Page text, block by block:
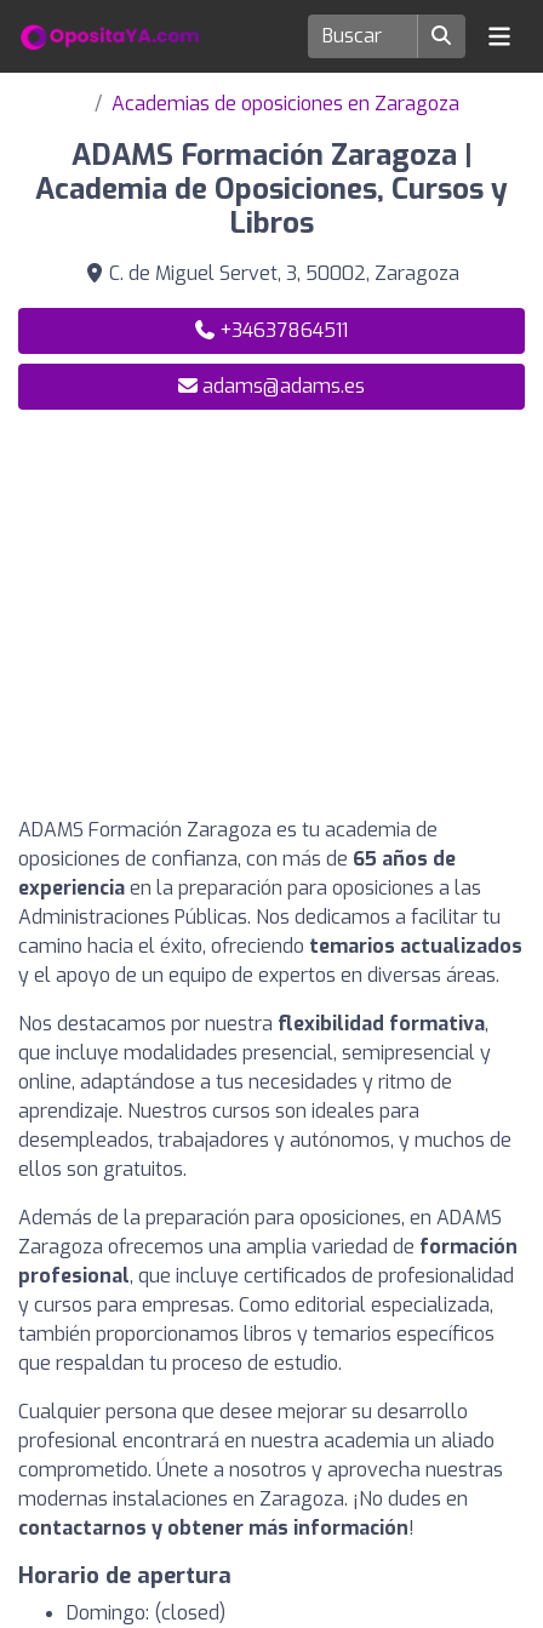
Academias de oposiciones en Zaragoza
ADAMS Formación Zaragoza |
Academia de Oposiciones, Cursos y
Libros
C. de Miguel Servet, 3, 50002, Zaragoza
+34637864511
adams@adams.es
ADAMS Formación Zaragoza es tu academia de
oposiciones de confianza, con más de 65 años de
experienciaen la preparación para oposiciones a las
Administraciones Públicas. Nos dedicamos a facilitar tu
camino hacia el éxito, ofreciendo temarios actualizados
y el apoyo de un equipo de expertos en diversas áreas.
Nos destacamos por nuestra flexibilidad formativa,
que incluye modalidades presencial, semipresencial y
online, adaptándose a tus necesidades y ritmo de
aprendizaje. Nuestros cursos son ideales para
desempleados, trabajadores y autónomos, y muchos de
ellos son gratuitos.
Además de la preparación para oposiciones, en ADAMS
Zaragoza ofrecemos una amplia variedad de formación
profesional, que incluye certificados de profesionalidad
y cursos para empresas. Como editorial especializada,
también proporcionamos libros y temarios específicos
que respaldan tu proceso de estudio.
Cualquier persona que desee mejorar su desarrollo
profesional encontrará en nuestra academia un aliado
comprometido. Únete a nosotros y aprovecha nuestras
modernas instalaciones en Zaragoza. ¡No dudes en
contactarnos y obtener más información!
Horario de apertura
Domingo: (closed)